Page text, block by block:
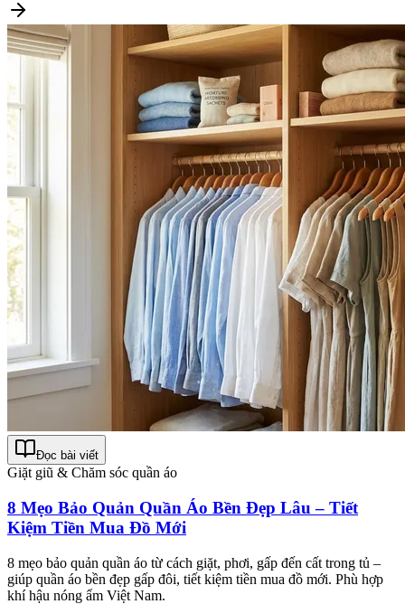
Đọc bài viết
Giặt giũ & Chăm sóc quần áo
8 Mẹo Bảo Quản Quần Áo Bền Đẹp Lâu – Tiết
Kiệm Tiền Mua Đồ Mới
8 mẹo bảo quản quần áo từ cách giặt, phơi, gấp đến cất trong tủ –
giúp quần áo bền đẹp gấp đôi, tiết kiệm tiền mua đồ mới. Phù hợp
khí hậu nóng ẩm Việt Nam.